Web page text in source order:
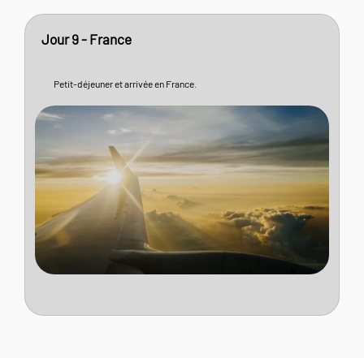
Jour 9 - France
Petit-déjeuner et arrivée en France.